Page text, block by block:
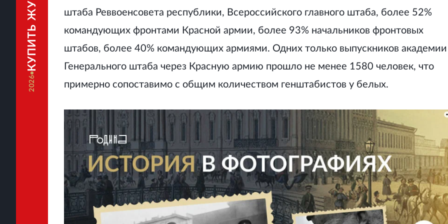
2026
штаба Реввоенсовета республики, Всероссийского главного штаба, более 52%
командующих фронтами Красной армии, более 93% начальников фронтовых
штабов, более 40% командующих армиями. Одних только выпускников академии
Генерального штаба через Красную армию прошло не менее 1580 человек, что
примерно сопоставимо с общим количеством генштабистов у белых.